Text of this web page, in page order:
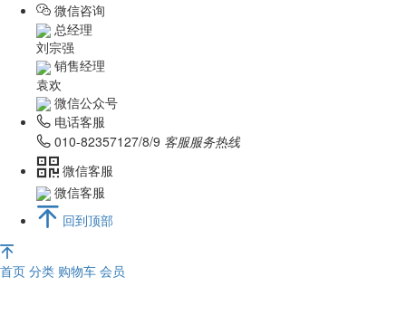
微信咨询
总经理
刘宗强
销售经理
袁欢
微信公众号
电话客服
010-82357127/8/9 客服服务热线
微信客服
微信客服
回到顶部
首页 分类 购物车 会员